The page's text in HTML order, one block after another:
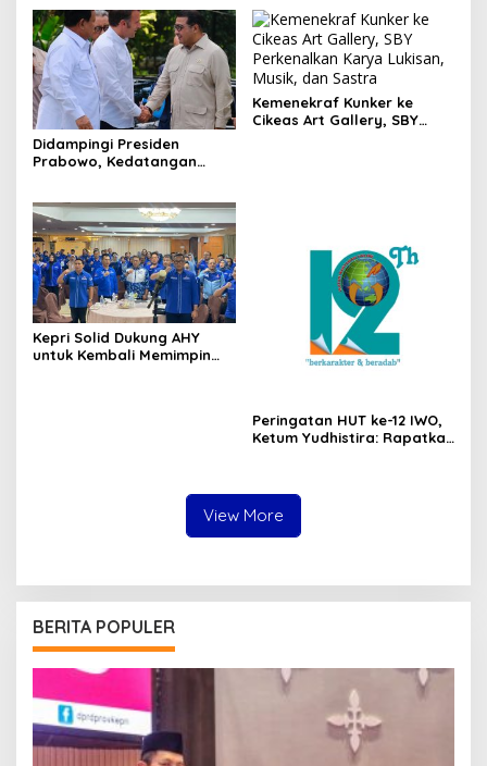
Wilayah 3T
Didampingi Presiden
Prabowo, Kedatangan
Ekraf
Kemenekraf Kunker ke
Cikeas Art Gallery, SBY
Kepri Solid Dukung AHY
untuk Kembali Memimpin
Peringatan HUT ke-12 IWO,
Ketum Yudhistira: Rapatkan
View More
BERITA POPULER